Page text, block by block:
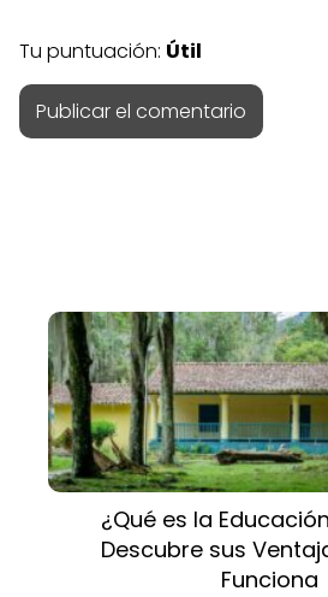
Tu puntuación: Útil
¿Qué es la
Descubre sus
Funciona